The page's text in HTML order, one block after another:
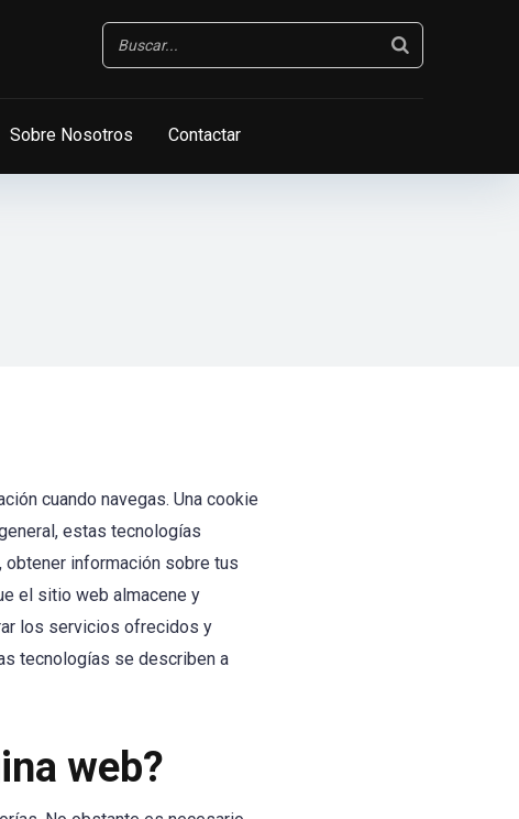
Sobre Nosotros Contactar
cuando navegas. Una cookie
estas tecnologías
obtener información sobre tus
el sitio web almacene y
los servicios ofrecidos y
tecnologías se describen a
web?